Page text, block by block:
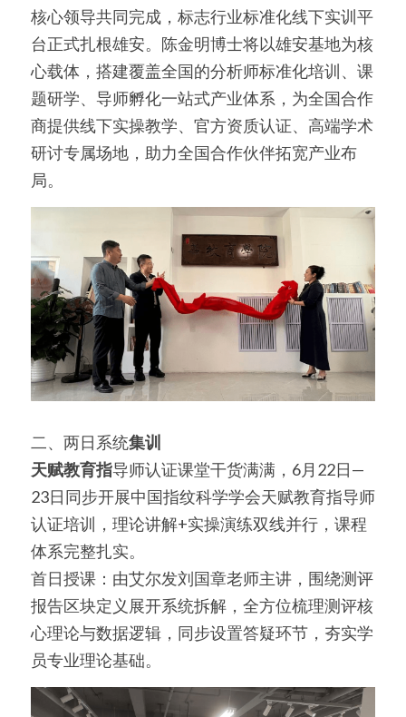
English
核心领导共同完成，标志行业标准化线下实训平
台正式扎根雄安。陈金明博士将以雄安基地为核
心载体，搭建覆盖全国的分析师标准化培训、课
题研学、导师孵化一站式产业体系，为全国合作
商提供线下实操教学、官方资质认证、高端学术
研讨专属场地，助力全国合作伙伴拓宽产业布
局。
二、两日系统集训
天赋教育指导师认证课堂干货满满，6月22日—
23日同步开展中国指纹科学学会天赋教育指导师
认证培训，理论讲解+实操演练双线并行，课程
体系完整扎实。
首日授课：由艾尔发刘国章老师主讲，围绕测评
报告区块定义展开系统拆解，全方位梳理测评核
心理论与数据逻辑，同步设置答疑环节，夯实学
员专业理论基础。